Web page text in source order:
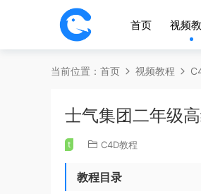
首页 视频
当前位置： 首页 视频教程
士气集团二年级
t C4D教程
教程目录